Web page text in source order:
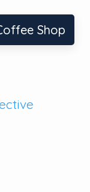
Shop